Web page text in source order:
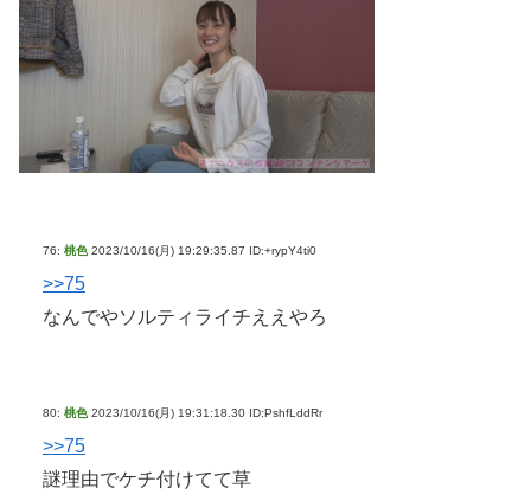
76: 桃色 2023/10/16(月) 19:29:35.87 ID:+rypY4ti0
>>75
なんでやソルティライチええやろ
80: 桃色 2023/10/16(月) 19:31:18.30 ID:PshfLddRr
>>75
謎理由でケチ付けてて草